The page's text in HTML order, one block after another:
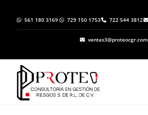
561 180 3169 729 150 1753 722 544 3812
ventas3@proteocgr.com